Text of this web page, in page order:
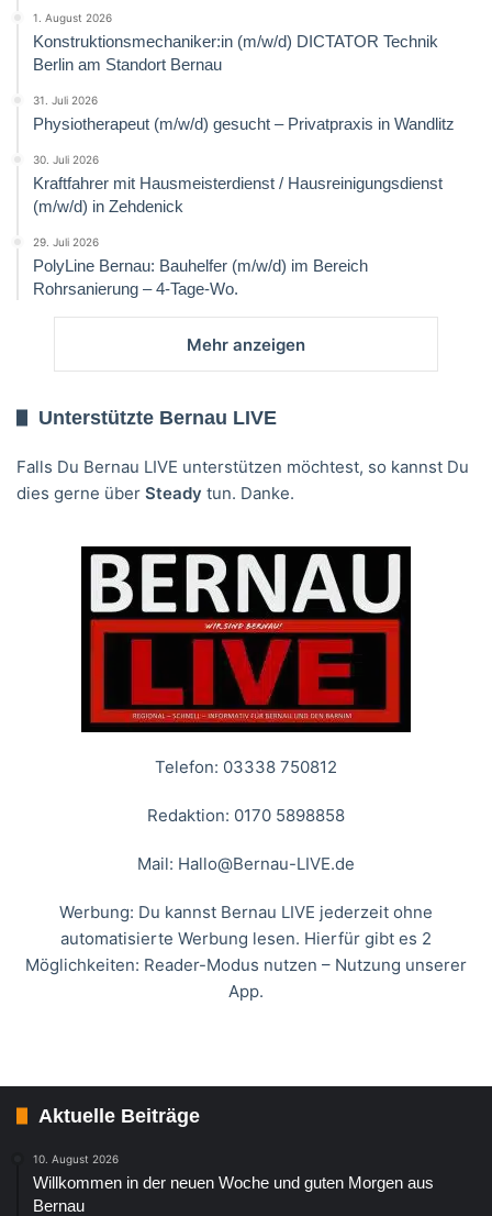
1. August 2026
Konstruktionsmechaniker:in (m/w/d) DICTATOR Technik
Berlin am Standort Bernau
31. Juli 2026
Physiotherapeut (m/w/d) gesucht – Privatpraxis in Wandlitz
30. Juli 2026
Kraftfahrer mit Hausmeisterdienst / Hausreinigungsdienst
(m/w/d) in Zehdenick
29. Juli 2026
PolyLine Bernau: Bauhelfer (m/w/d) im Bereich
Rohrsanierung – 4-Tage-Wo.
Mehr anzeigen
Unterstützte Bernau LIVE
Falls Du Bernau LIVE unterstützen möchtest, so kannst Du
dies gerne über Steady tun. Danke.
Telefon: 03338 750812
Redaktion: 0170 5898858
Mail: Hallo@Bernau-LIVE.de
Werbung: Du kannst Bernau LIVE jederzeit ohne
automatisierte Werbung lesen. Hierfür gibt es 2
Möglichkeiten: Reader-Modus nutzen – Nutzung unserer
App.
Aktuelle Beiträge
10. August 2026
Willkommen in der neuen Woche und guten Morgen aus
Bernau